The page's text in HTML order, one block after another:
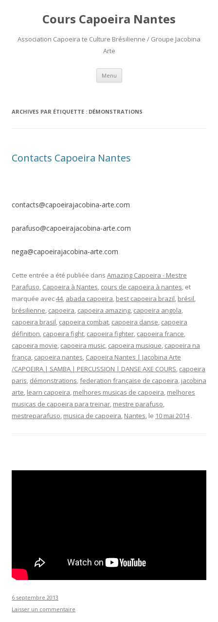
Cours Capoeira Nantes
Association Capoeira te Culture Brésilienne / Groupe Jacobina
Arte
Menu Aller
contenu
ARCHIVES PAR ÉTIQUETTE : DÉMONSTRATIONS
Contacts Capoeira Nantes
contacts@capoeirajacobina-arte.com
parafuso@capoeirajacobina-arte.com
nega@capoeirajacobina-arte.com
Cette entrée a été publiée dans Amazing Capoeira - Mestre
Parafuso, Capoeira à Nantes, cours de capoeira à nantes, et
marquée avec44, abada capoeira, best capoeira brazil, brésil,
brésilienne, capoeira, capoeira amazing, capoeira angola,
capoeira brasil, capoeira combat, capoeira danse, capoeira
définition, capoeira fight, capoeira fighter, capoeira france,
capoeira movie, capoeira music, capoeira musique, capoeira na
frança, capoeira nantes, Capoeira Nantes | Jacobina Arte
/CAPOEIRA | SAMBA | PERCUSSION | DANSE AXE COURS, capoeira
paris, démonstrations,federation française de capoeira, jacobina
arte, learn capoeira, melhores musicas de capoeira, melhores
musicas de capoeira para treinar, mestre parafuso,
mestreparafuso, musica de capoeira, Nantes, le 10 mai 2014 .
6 septembre 2013
Laisser un commentaire